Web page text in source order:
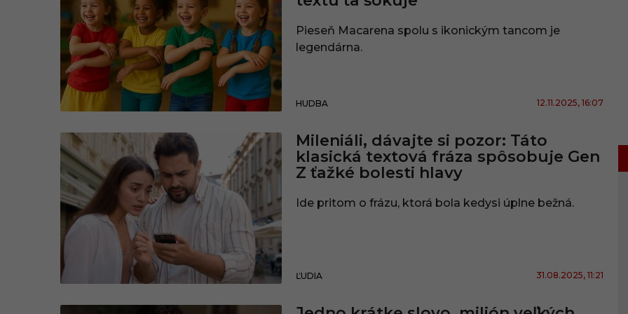
Pieseň Macarena spolu s ikonickým tancom je
legendárna.
HUDBA 12.11.2025, 16:07
Mileniáli, dávajte si pozor: Táto
klasická textová fráza spôsobuje Gen
Z ťažké bolesti hlavy
Ide pritom o frázu, ktorá bola kedysi úplne bežná.
ĽUDIA 31.08.2025, 11:21